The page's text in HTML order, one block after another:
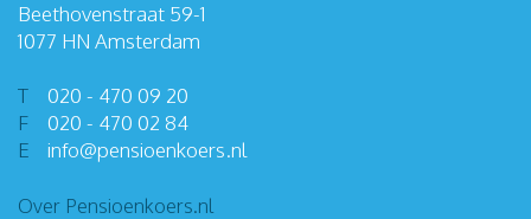
Beethovenstraat 59-1
1077 HN Amsterdam
T
020 - 470 09 20
F
020 - 470 02 84
E
info@pensioenkoers.nl
Over Pensioenkoers.nl